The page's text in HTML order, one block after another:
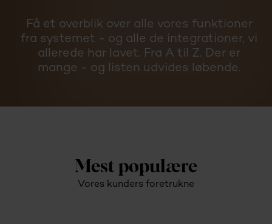
Få et overblik over alle vores funktioner
fra systemet - og alle de integrationer, vi
allerede har lavet. Fra A til Z. Der er
mange - og listen udvides løbende.
Mest populære
Vores kunders foretrukne